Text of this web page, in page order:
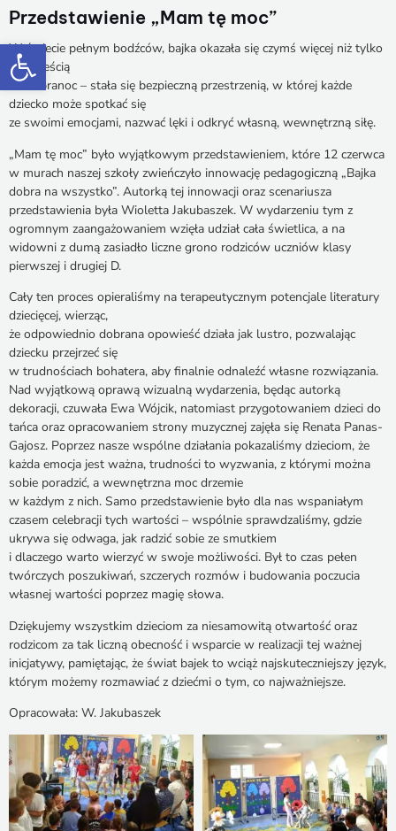
Otwórz pasek narzędzi
Przedstawienie „Mam tę moc”
W świecie pełnym bodźców, bajka okazała się czymś więcej niż tylko
opowieścią
na dobranoc – stała się bezpieczną przestrzenią, w której każde
dziecko może spotkać się
ze swoimi emocjami, nazwać lęki i odkryć własną, wewnętrzną siłę.
„Mam tę moc” było wyjątkowym przedstawieniem, które 12 czerwca
w murach naszej szkoły zwieńczyło innowację pedagogiczną „Bajka
dobra na wszystko”. Autorką tej innowacji oraz scenariusza
przedstawienia była Wioletta Jakubaszek. W wydarzeniu tym z
ogromnym zaangażowaniem wzięła udział cała świetlica, a na
widowni z dumą zasiadło liczne grono rodziców uczniów klasy
pierwszej i drugiej D.
Cały ten proces opieraliśmy na terapeutycznym potencjale literatury
dziecięcej, wierząc,
że odpowiednio dobrana opowieść działa jak lustro, pozwalając
dziecku przejrzeć się
w trudnościach bohatera, aby finalnie odnaleźć własne rozwiązania.
Nad wyjątkową oprawą wizualną wydarzenia, będąc autorką
dekoracji, czuwała Ewa Wójcik, natomiast przygotowaniem dzieci do
tańca oraz opracowaniem strony muzycznej zajęła się Renata Panas-
Gajosz. Poprzez nasze wspólne działania pokazaliśmy dzieciom, że
każda emocja jest ważna, trudności to wyzwania, z którymi można
sobie poradzić, a wewnętrzna moc drzemie
w każdym z nich. Samo przedstawienie było dla nas wspaniałym
czasem celebracji tych wartości – wspólnie sprawdzaliśmy, gdzie
ukrywa się odwaga, jak radzić sobie ze smutkiem
i dlaczego warto wierzyć w swoje możliwości. Był to czas pełen
twórczych poszukiwań, szczerych rozmów i budowania poczucia
własnej wartości poprzez magię słowa.
Dziękujemy wszystkim dzieciom za niesamowitą otwartość oraz
rodzicom za tak liczną obecność i wsparcie w realizacji tej ważnej
inicjatywy, pamiętając, że świat bajek to wciąż najskuteczniejszy język,
którym możemy rozmawiać z dziećmi o tym, co najważniejsze.
Opracowała: W. Jakubaszek